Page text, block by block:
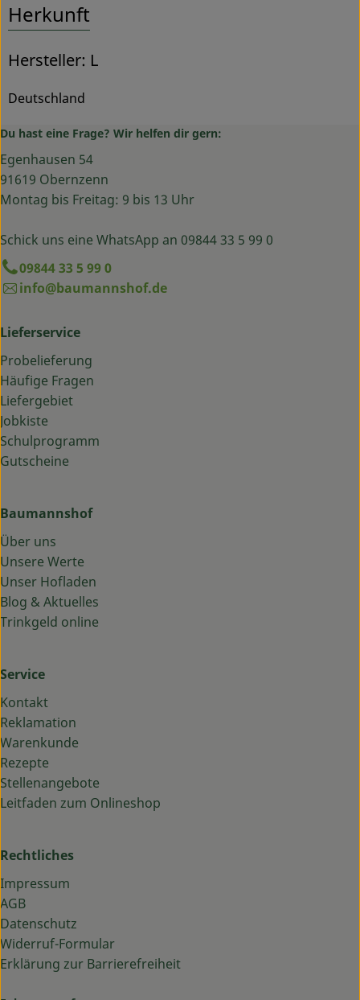
Herkunft
Hersteller: L
Deutschland
Du hast eine Frage? Wir helfen dir gern:
Egenhausen 54
91619 Obernzenn
Montag bis Freitag: 9 bis 13 Uhr
Schick uns eine WhatsApp an 09844 33 5 99 0
09844 33 5 99 0
info@baumannshof.de
Lieferservice
Probelieferung
Häufige Fragen
Liefergebiet
Jobkiste
Schulprogramm
Gutscheine
Baumannshof
Über uns
Unsere Werte
Unser Hofladen
Blog & Aktuelles
Trinkgeld online
Service
Kontakt
Reklamation
Warenkunde
Rezepte
Stellenangebote
Leitfaden zum Onlineshop
Rechtliches
Impressum
AGB
Datenschutz
Widerruf-Formular
Erklärung zur Barrierefreiheit